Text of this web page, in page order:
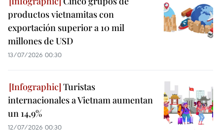
productos vietnamitas con
exportación superior a 10 mil
millones de USD
13/07/2026 00:30
Turistas
internacionales a Vietnam aumentan
un 14,9%
12/07/2026 00:30